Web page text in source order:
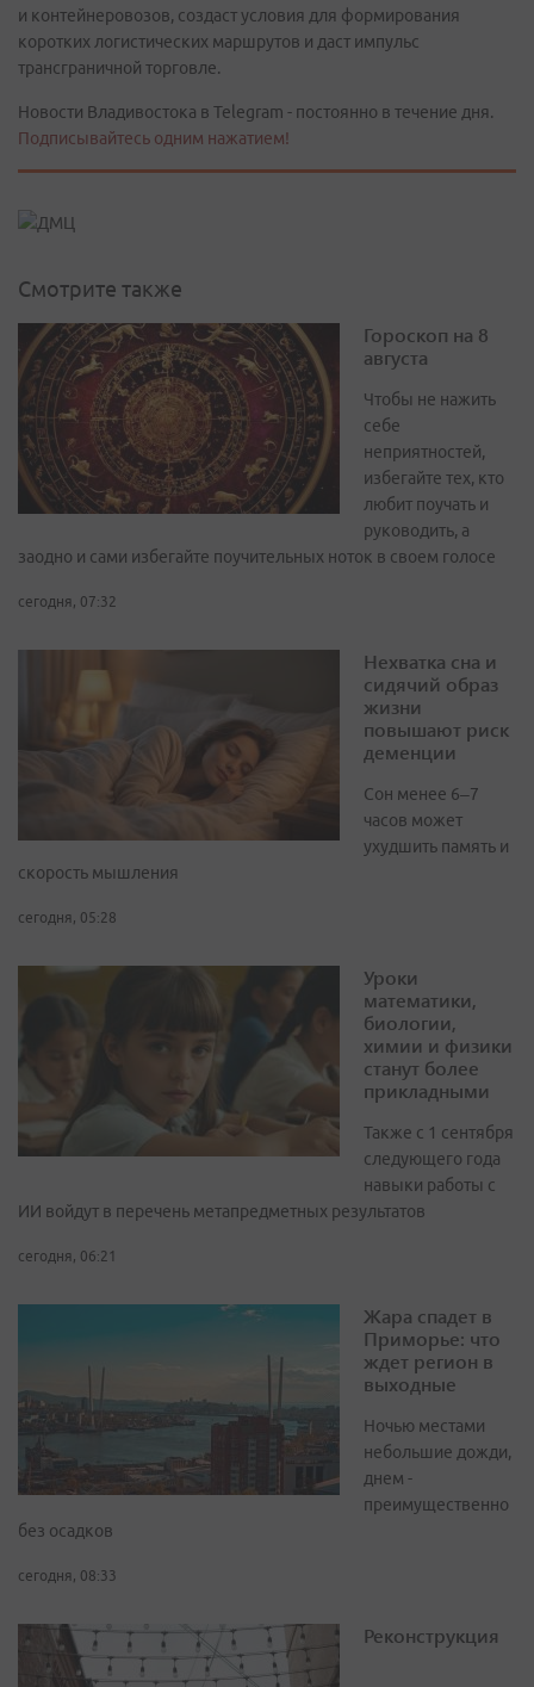
и контейнеровозов, создаст условия для формирования
коротких логистических маршрутов и даст импульс
трансграничной торговле.
Новости Владивостока в Telegram - постоянно в течение дня.
Подписывайтесь одним нажатием!
Смотрите также
Гороскоп на 8
августа
Чтобы не нажить
себе
неприятностей,
избегайте тех, кто
любит поучать и
руководить, а
заодно и сами избегайте поучительных ноток в своем голосе
сегодня, 07:32
Нехватка сна и
сидячий образ
жизни
повышают риск
деменции
Сон менее 6–7
часов может
ухудшить память и
скорость мышления
сегодня, 05:28
Уроки
математики,
биологии,
химии и физики
станут более
прикладными
Также с 1 сентября
следующего года
навыки работы с
ИИ войдут в перечень метапредметных результатов
сегодня, 06:21
Жара спадет в
Приморье: что
ждет регион в
выходные
Ночью местами
небольшие дожди,
днем -
преимущественно
без осадков
сегодня, 08:33
Реконструкция